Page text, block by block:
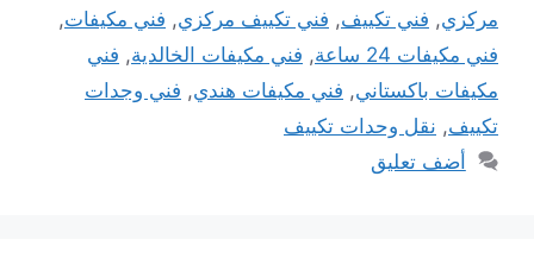
مركزي, فني تكييف, فني تكييف مركزي, فني مكيفات,
فني مكيفات 24 ساعة
, فني مكيفات الخالدية, فني
مكيفات باكستاني, فني مكيفات هندي, فني وجدات
تكييف, نقل وحدات تكييف
أضف تعليق